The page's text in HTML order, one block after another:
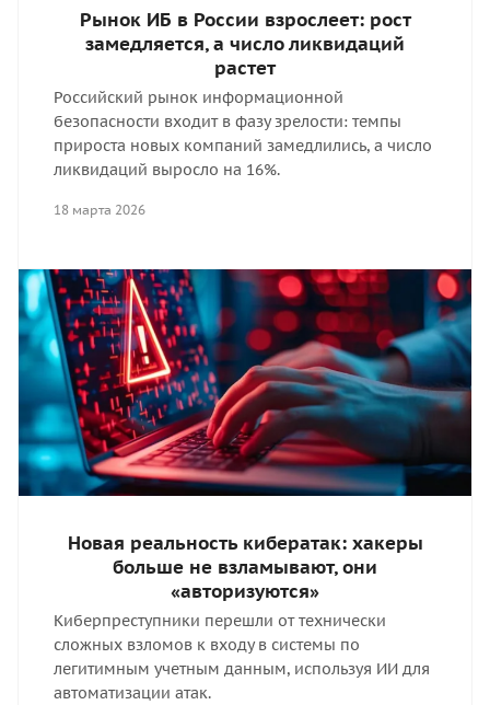
Рынок ИБ в России взрослеет: рост
замедляется, а число ликвидаций
растет
Российский рынок информационной
безопасности входит в фазу зрелости: темпы
прироста новых компаний замедлились, а число
ликвидаций выросло на 16%.
18 марта 2026
Новая реальность кибератак: хакеры
больше не взламывают, они
«авторизуются»
Киберпреступники перешли от технически
сложных взломов к входу в системы по
легитимным учетным данным, используя ИИ для
автоматизации атак.